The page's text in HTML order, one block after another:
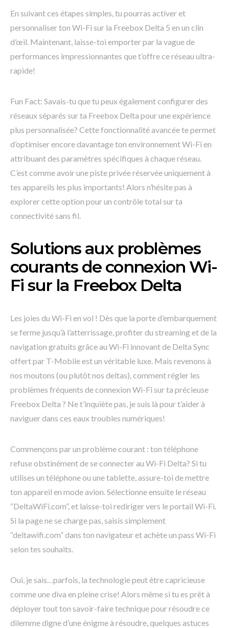
En suivant ces étapes simples, tu pourras activer et
personnaliser ton Wi-Fi sur la Freebox Delta 5 en un clin
d’œil. Maintenant, laisse-toi emporter par la vague de
performances impressionnantes que t’offre ce réseau ultra-
rapide!
Fun Fact: Savais-tu que tu peux également configurer des
réseaux séparés sur ta Freebox Delta pour une expérience
plus personnalisée? Cette fonctionnalité avancée te permet
d’optimiser encore davantage ton environnement Wi-Fi en
attribuant des paramètres spécifiques à chaque réseau.
C’est comme avoir une piste privée réservée uniquement à
tes appareils les plus importants! Alors n’hésite pas à
explorer cette option pour un contrôle total sur ta
connectivité sans fil.
Solutions aux problèmes
courants de connexion Wi-
Fi sur la Freebox Delta
Les joies du Wi-Fi en vol ! Dès que la porte d’embarquement
se ferme jusqu’à l’atterrissage, profiter du streaming et de la
navigation gratuits grâce au Wi-Fi innovant de Delta Sync
offert par T-Mobile est un véritable luxe. Mais revenons à
nos moutons (ou plutôt nos deltas), comment régler les
problèmes fréquents de connexion Wi-Fi sur ta précieuse
Freebox Delta ? Ne t’inquiète pas, je suis là pour t’aider à
naviguer dans ces eaux troubles numériques!
Commençons par un problème courant : ton téléphone
refuse obstinément de se connecter au Wi-Fi Delta? Si tu
utilises un téléphone ou une tablette, assure-toi de mettre
ton appareil en mode avion. Sélectionne ensuite le réseau
“DeltaWiFi.com”, et laisse-toi rediriger vers le portail Wi-Fi.
Si la page ne se charge pas, saisis simplement
“deltawifi.com” dans ton navigateur et achète un pass Wi-Fi
selon tes souhaits.
Oui, je sais…parfois, la technologie peut être capricieuse
comme une diva en pleine crise! Alors même si tu es prêt à
déployer tout ton savoir-faire technique pour résoudre ce
dilemme digne d’une énigme à résoudre, quelques astuces